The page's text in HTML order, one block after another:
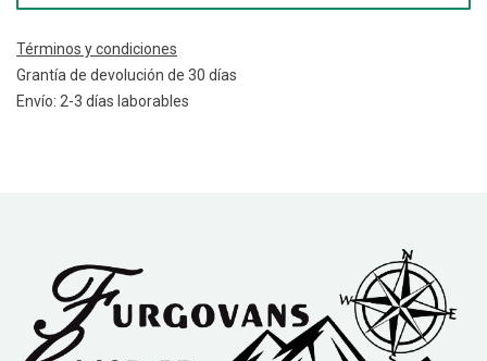
Términos y condiciones
Grantía de devolución de 30 días
Envío: 2-3 días laborables